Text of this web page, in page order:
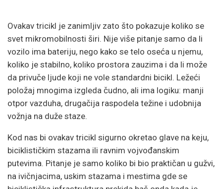
Ovakav tricikl je zanimljiv zato što pokazuje koliko se
svet mikromobilnosti širi. Nije više pitanje samo da li
vozilo ima bateriju, nego kako se telo oseća u njemu,
koliko je stabilno, koliko prostora zauzima i da li može
da privuče ljude koji ne vole standardni bicikl. Ležeći
položaj mnogima izgleda čudno, ali ima logiku: manji
otpor vazduha, drugačija raspodela težine i udobnija
vožnja na duže staze.
Kod nas bi ovakav tricikl sigurno okretao glave na keju,
biciklističkim stazama ili ravnim vojvođanskim
putevima. Pitanje je samo koliko bi bio praktičan u gužvi,
na ivičnjacima, uskim stazama i mestima gde se